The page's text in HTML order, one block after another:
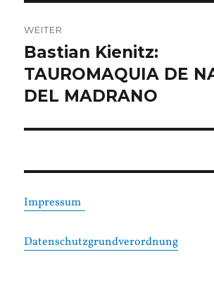
WEITER
Nächster
Beitrag:
Bastian Kienitz:
TAUROMAQUIA DE
DEL MADRANO
Impressum
Datenschutzgrundverordnung